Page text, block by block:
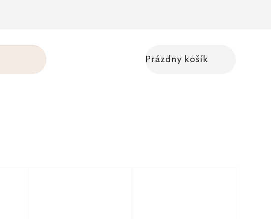
Prázdny košík